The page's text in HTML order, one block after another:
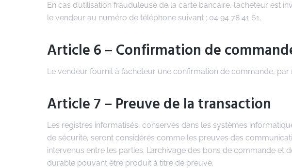
En cas d’utilisation frauduleuse de la carte bancaire, l’acheteur est
le vendeur au numéro de téléphone suivant : 04 94 78 41 61.
Article 6 – Confirmation de
Le vendeur fournit à l’acheteur une confirmation de commande,
Article 7 – Preuve de la transaction
Les registres informatisés, conservés dans les systèmes
de sécurité, seront considérés comme les preuves des
intervenus entre les parties. L’archivage des bons de commande
durable pouvant être produit à titre de preuve.